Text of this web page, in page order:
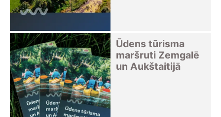
Ūdens tūrisma
maršruti Zemgalē
un Aukštaitijā